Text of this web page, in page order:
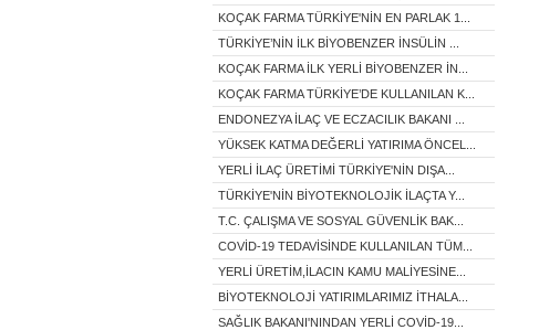
KOÇAK FARMA TÜRKİYE'NİN EN PARLAK 1...
TÜRKİYE’NİN İLK BİYOBENZER İNSÜLİN ...
KOÇAK FARMA İLK YERLİ BİYOBENZER İN...
KOÇAK FARMA TÜRKİYE’DE KULLANILAN K...
ENDONEZYA İLAÇ VE ECZACILIK BAKANI ...
YÜKSEK KATMA DEĞERLİ YATIRIMA ÖNCEL...
YERLİ İLAÇ ÜRETİMİ TÜRKİYE'NİN DIŞA...
TÜRKİYE'NİN BİYOTEKNOLOJİK İLAÇTA Y...
T.C. ÇALIŞMA VE SOSYAL GÜVENLİK BAK...
COVİD-19 TEDAVİSİNDE KULLANILAN TÜM...
YERLİ ÜRETİM,İLACIN KAMU MALİYESİNE...
BİYOTEKNOLOJİ YATIRIMLARIMIZ İTHALA...
SAĞLIK BAKANI'NINDAN YERLİ COVİD-19...